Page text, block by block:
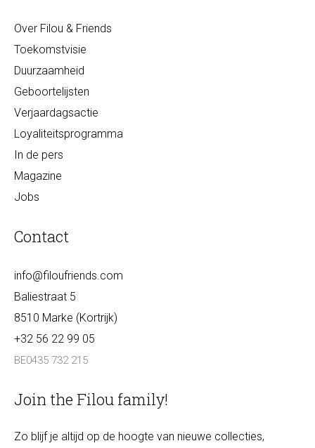
Over Filou & Friends
Toekomstvisie
Duurzaamheid
Geboortelijsten
Verjaardagsactie
Loyaliteitsprogramma
In de pers
Magazine
Jobs
Contact
info@filoufriends.com
Baliestraat 5
8510 Marke (Kortrijk)
+32 56 22 99 05
BE0435 732 215
Join the Filou family!
Zo blijf je altijd op de hoogte van nieuwe collecties,